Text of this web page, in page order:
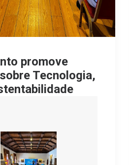
promove
Tecnologia,